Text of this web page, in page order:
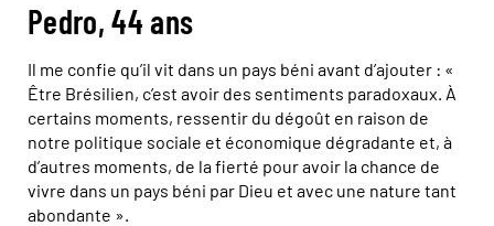
Pedro, 44 ans
Il me confie qu’il vit dans un pays béni avant d’ajouter : «
Être Brésilien, c’est avoir des sentiments paradoxaux. À
certains moments, ressentir du dégoût en raison de
notre politique sociale et économique dégradante et, à
d’autres moments, de la fierté pour avoir la chance de
vivre dans un pays béni par Dieu et avec une nature tant
abondante ».